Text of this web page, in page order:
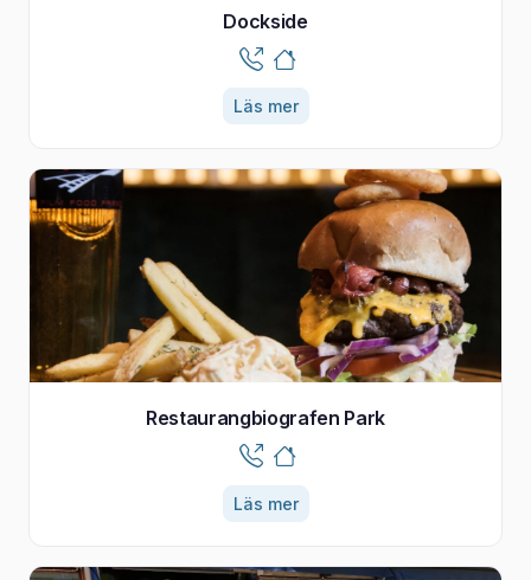
Dockside
Läs mer
Restaurangbiografen Park
Läs mer